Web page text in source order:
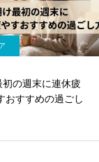
の週末に連休疲
おすすめの過ごし